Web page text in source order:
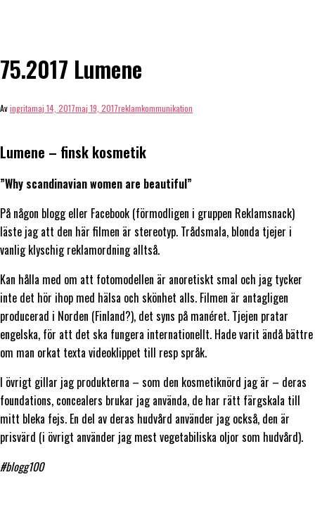
75.2017 Lumene
Avingritamaj 14, 2017maj 19, 2017reklamkommunikation
Lumene – finsk kosmetik
”Why scandinavian women are beautiful”
På någon blogg eller Facebook (förmodligen i gruppen Reklamsnack)
läste jag att den här filmen är stereotyp. Trådsmala, blonda tjejer i
vanlig klyschig reklamordning alltså.
Kan hålla med om att fotomodellen är anoretiskt smal och jag tycker
inte det hör ihop med hälsa och skönhet alls. Filmen är antagligen
producerad i Norden (Finland?), det syns på manéret. Tjejen pratar
engelska, för att det ska fungera internationellt. Hade varit ändå bättre
om man orkat texta videoklippet till resp språk.
I övrigt gillar jag produkterna – som den kosmetiknörd jag är – deras
foundations, concealers brukar jag använda, de har rätt färgskala till
mitt bleka fejs. En del av deras hudvård använder jag också, den är
prisvärd (i övrigt använder jag mest vegetabiliska oljor som hudvård).
#blogg100